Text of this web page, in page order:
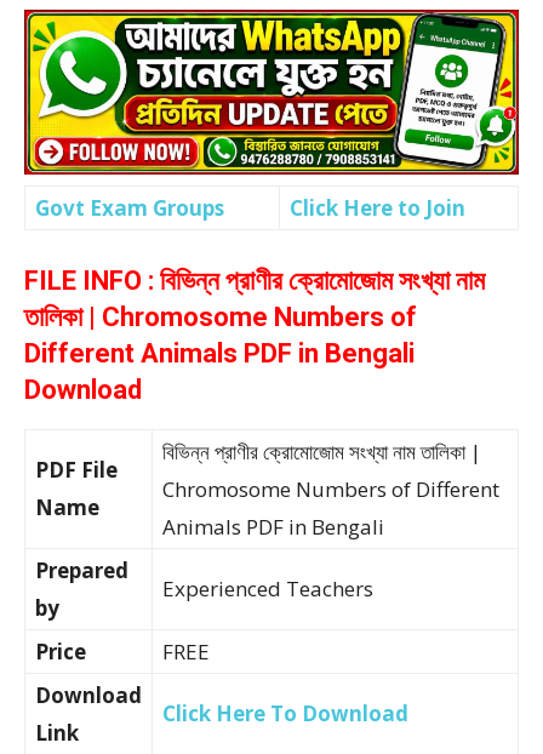
Govt Exam Groups Click Here to Join
FILE INFO : বিভিন্ন প্রাণীর ক্রোমোজোম সংখ্যা নাম
তালিকা | Chromosome Numbers of
Different Animals PDF in Bengali
Download
PDF File
Name
বিভিন্ন প্রাণীর ক্রোমোজোম সংখ্যা নাম তালিকা |
Chromosome Numbers of Different
Animals PDF in Bengali
Prepared
by
Experienced Teachers
Price
FREE
Download
Link
Click Here To Download